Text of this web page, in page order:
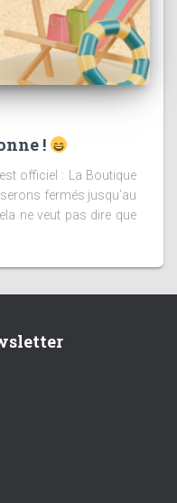
!
officiel : La Boutique
fermés jusqu’au
ne veut pas dire que